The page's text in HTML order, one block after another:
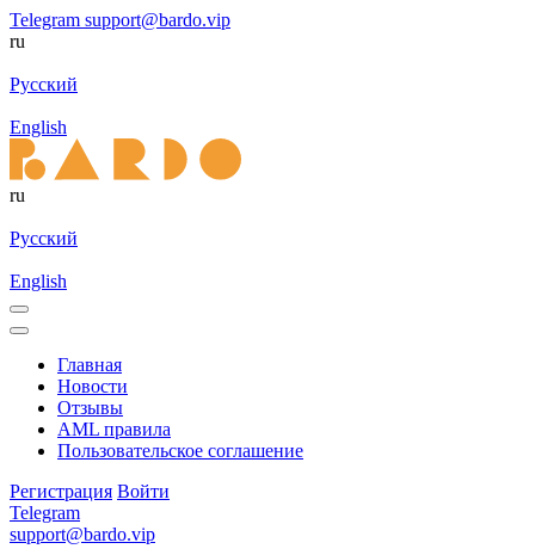
Telegram support@bardo.vip
ru
Русский
English
ru
Русский
English
Главная
Новости
Отзывы
AML правила
Пользовательское соглашение
Регистрация Войти
Telegram
support@bardo.vip